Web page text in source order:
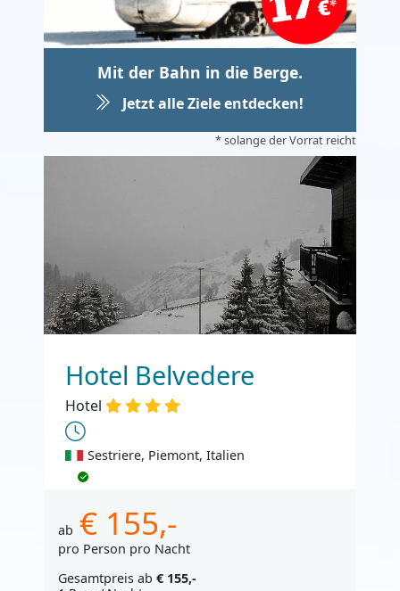
Mit der Bahn in die Berge.
Jetzt alle Ziele entdecken!
* solange der Vorrat reicht
Hotel Belvedere
Hotel
Sestriere, Piemont, Italien
ab € 155,-
pro Person pro Nacht
Gesamtpreis ab € 155,-